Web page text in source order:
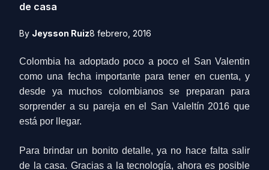
de casa
By Jeysson Ruiz8 febrero, 2016
Colombia ha adoptado poco a poco el San Valentin
como una fecha importante para tener en cuenta, y
desde ya muchos colombianos se preparan para
sorprender a su pareja en el San Valeltín 2016 que
está por llegar.
Para brindar un bonito detalle, ya no hace falta salir
de la casa. Gracias a la tecnología, ahoraes posible